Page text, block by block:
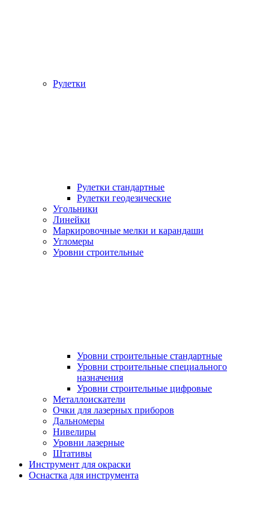
Рулетки
Рулетки стандартные
Рулетки геодезические
Угольники
Линейки
Маркировочные мелки и карандаши
Угломеры
Уровни строительные
Уровни строительные стандартные
Уровни строительные специального
назначения
Уровни строительные цифровые
Металлоискатели
Очки для лазерных приборов
Дальномеры
Нивелиры
Уровни лазерные
Штативы
Инструмент для окраски
Оснастка для инструмента